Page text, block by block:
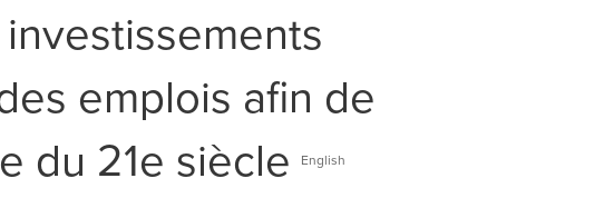
emplois afin de
du 21e siècle
English